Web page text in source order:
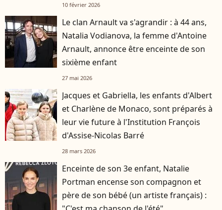
10 février 2026
Le clan Arnault va s'agrandir : à 44 ans,
Natalia Vodianova, la femme d'Antoine
Arnault, annonce être enceinte de son
sixième enfant
27 mai 2026
Jacques et Gabriella, les enfants d'Albert
et Charlène de Monaco, sont préparés à
leur vie future à l'Institution François
d'Assise-Nicolas Barré
28 mars 2026
Enceinte de son 3e enfant, Natalie
Portman encense son compagnon et
père de son bébé (un artiste français) :